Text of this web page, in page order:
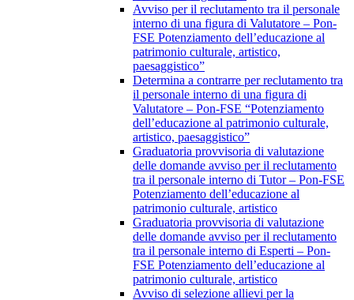
Avviso per il reclutamento tra il personale
interno di una figura di Valutatore – Pon-
FSE Potenziamento dell’educazione al
patrimonio culturale, artistico,
paesaggistico”
Determina a contrarre per reclutamento tra
il personale interno di una figura di
Valutatore – Pon-FSE “Potenziamento
dell’educazione al patrimonio culturale,
artistico, paesaggistico”
Graduatoria provvisoria di valutazione
delle domande avviso per il reclutamento
tra il personale interno di Tutor – Pon-FSE
Potenziamento dell’educazione al
patrimonio culturale, artistico
Graduatoria provvisoria di valutazione
delle domande avviso per il reclutamento
tra il personale interno di Esperti – Pon-
FSE Potenziamento dell’educazione al
patrimonio culturale, artistico
Avviso di selezione allievi per la